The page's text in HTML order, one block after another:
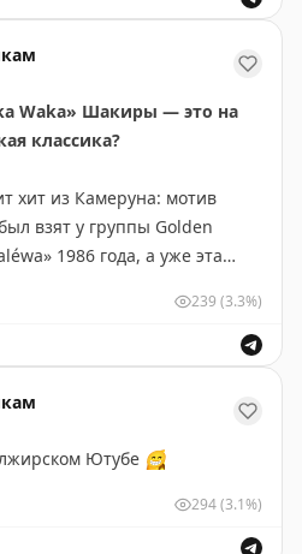
знал, с чего начать
Waka» Шакиры — это на
классика?
хит из Камеруна: мотив
взят у группы Golden
1986 года, а уже эта
на Чемпионате Мира 2010
группе «Freshlyground» в
тот самый настоящий
навсегда стал
239 (3.3%)
Ютубе 😁
294(3.1%)